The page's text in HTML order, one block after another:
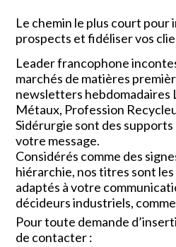
Le chemin le plus court pour
prospects et fidéliser vos
Leader francophone
marchés de matières
newsletters hebdomadaires
Métaux, Profession
Sidérurgie sont des
votre message.
Considérés comme des
hiérarchie, nos titres sont
adaptés à votre
décideurs industriels,
Pour toute demande
de contacter :